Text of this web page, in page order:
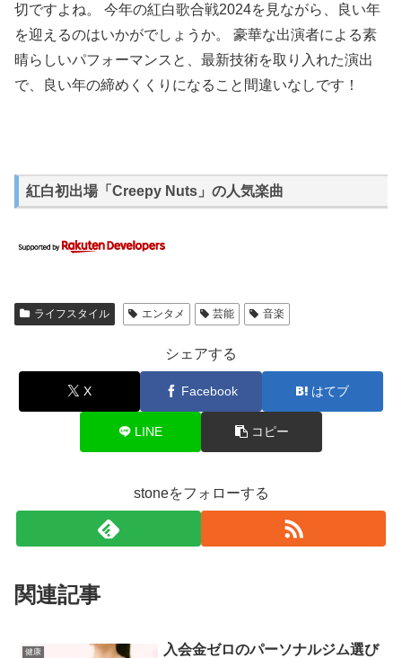
切ですよね。 今年の紅白歌合戦2024を見ながら、良い年
を迎えるのはいかがでしょうか。 豪華な出演者による素
晴らしいパフォーマンスと、最新技術を取り入れた演出
で、良い年の締めくくりになること間違いなしです！
紅白初出場「Creepy Nuts」の人気楽曲
ライフスタイル エンタメ 芸能 音楽
シェアする
X Facebook はてブ
LINE コピー
stoneをフォローする
関連記事
健康
入会金ゼロのパーソナルジム選び